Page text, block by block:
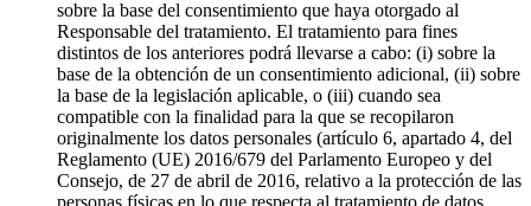
sobre la base del consentimiento que haya otorgado al
Responsable del tratamiento. El tratamiento para fines
distintos de los anteriores podrá llevarse a cabo: (i) sobre la
base de la obtención de un consentimiento adicional, (ii) sobre
la base de la legislación aplicable, o (iii) cuando sea
compatible con la finalidad para la que se recopilaron
originalmente los datos personales (artículo 6, apartado 4, del
Reglamento (UE) 2016/679 del Parlamento Europeo y del
Consejo, de 27 de abril de 2016, relativo a la protección de las
personas físicas en lo que respecta al tratamiento de datos